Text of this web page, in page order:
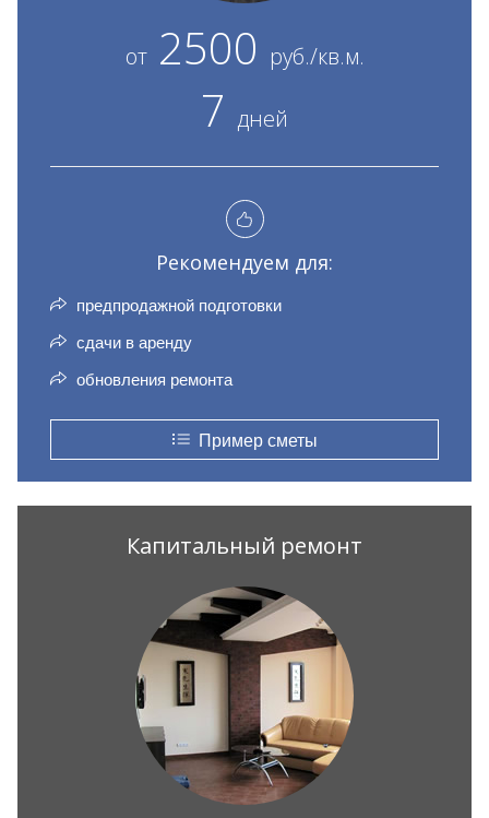
от2500 руб./кв.м.
7 дней
Рекомендуем для:
предпродажной подготовки
сдачи в аренду
обновления ремонта
Пример сметы
Капитальный ремонт